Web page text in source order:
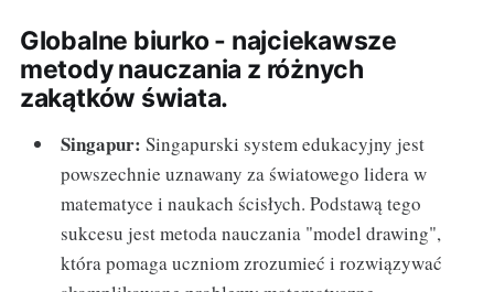
Globalne biurko - najciekawsze
metody nauczania z różnych
zakątków świata.
Singapur: Singapurski system edukacyjny jest
powszechnie uznawany za światowego lidera w
matematyce i naukach ścisłych. Podstawą tego
sukcesu jest metoda nauczania "model drawing",
która pomaga uczniom zrozumieć i rozwiązywać